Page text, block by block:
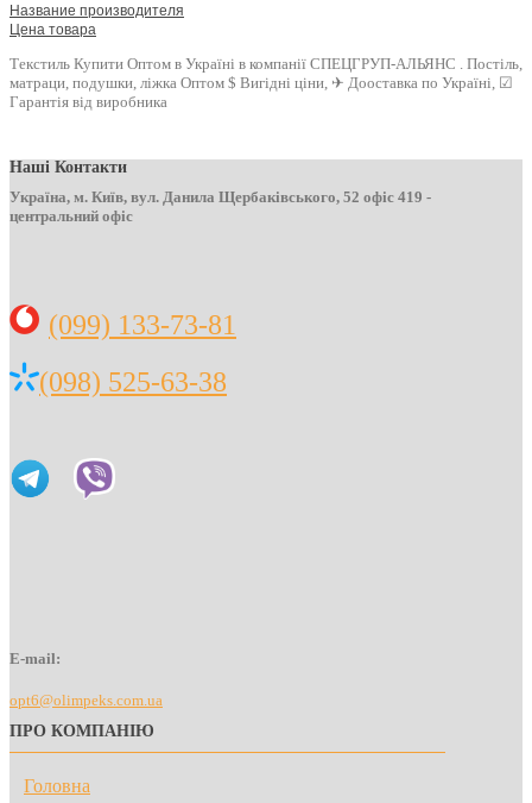
Название производителя
Цена товара
Текстиль Купити Оптом в Україні в компанії СПЕЦГРУП-АЛЬЯНС . Постіль,
матраци, подушки, ліжка Оптом $ Вигідні ціни, ✈ Дооставка по Україні, ☑
Гарантія від виробника
Наші Контакти
Україна, м. Київ, вул. Данила Щербаківського, 52 офіс 419 -
центральний офіс
(099) 133-73-81
(098) 525-63-38
E-mail:
opt6@olimpeks.com.ua
ПРО КОМПАНІЮ
Головна